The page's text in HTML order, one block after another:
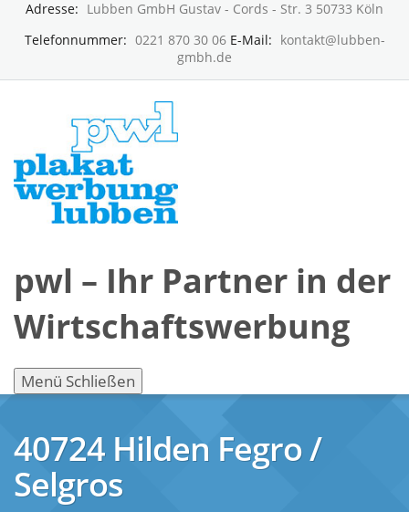
Adresse: Lubben GmbH Gustav - Cords - Str. 3 50733 Köln
Telefonnummer: 0221 870 30 06E-Mail: kontakt@lubben-
gmbh.de
pwl – Ihr Partner in der
Wirtschaftswerbung
Menü Schließen
40724 Hilden Fegro /
Selgros